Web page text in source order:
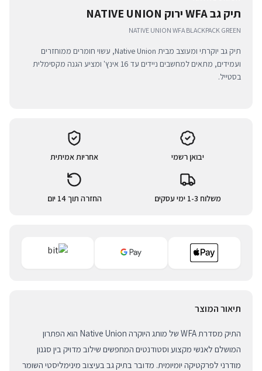
תיק גב WFA ירוק NATIVE UNION
NATIVE UNION WFA BLACKPACK GREEN
תיק גב יוקרתי ומעוצב מבית Native Union, עשוי חומרים ממוחזרים
ועמידים, מתאים למחשבים ניידים עד 16 אינץ' ומציע הגנה מקסימלית
בסטייל.
יבואן רשמי אחריות אמיתית
משלוח 1-3 ימי עסקים החזרה תוך 14 יום
תיאור המוצר
התיק מסדרת WFA של מותג היוקרה Native Union הוא הפתרון
המושלם לאנשי מקצוע וסטודנטים המחפשים שילוב מדויק בין סגנון
מודרני לפרקטיקה יומיומית. מדובר בתיק גב בעיצוב מינימליסטי השומר